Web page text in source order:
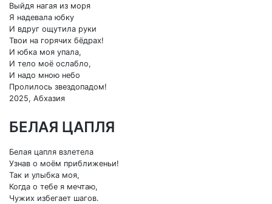
Выйдя нагая из моря
Я надевала юбку
И вдруг ощутила руки
Твои на горячих бёдрах!
И юбка моя упала,
И тело моё ослабло,
И надо мною небо
Пролилось звездопадом!
2025, Абхазия
БЕЛАЯ ЦАПЛЯ
Белая цапля взлетела
Узнав о моём приближеньи!
Так и улыбка моя,
Когда о тебе я мечтаю,
Чужих избегает шагов.